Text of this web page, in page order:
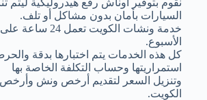
السيارات بأمان بدون مشاكل أو تلف.
خدمة ونشات الكويت
الأسبوع.
كل هذه الخدمات يتم اختبارها بدقة
استمراريتها وحساب التكلفة الخاصة بها
وتنزيل السعر لتقديم أرخص ونش
الكويت.